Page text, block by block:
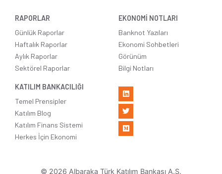
RAPORLAR
Günlük Raporlar
Haftalık Raporlar
Aylık Raporlar
Sektörel Raporlar
EKONOMİ NOTLARI
Banknot Yazıları
Ekonomi Sohbetleri
Görünüm
Bilgi Notları
KATILIM BANKACILIĞI
Temel Prensipler
Katılım Blog
Katılım Finans Sistemi
Herkes İçin Ekonomi
© 2026 Albaraka Türk Katılım Bankası A.Ş.